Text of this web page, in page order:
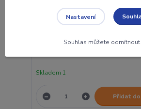
Aportovač
Skladem 1
Přidat
Nastavení
Souhlas můžete odmítnout